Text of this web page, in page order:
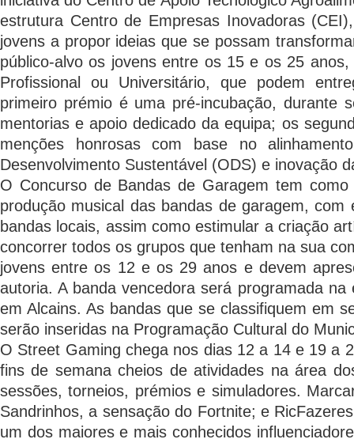
estrutura Centro de Empresas Inovadoras
jovens a propor ideias que se possam
público-alvo os jovens entre os 15 e os 25
Profissional ou Universitário, que podem
primeiro prémio é uma pré-incubação, durante
mentorias e apoio dedicado da equipa; os
menções honrosas com base no
Desenvolvimento Sustentável (ODS) e inovação
O Concurso de Bandas de Garagem tem
produção musical das bandas de garagem, com
bandas locais, assim como estimular a criação
concorrer todos os grupos que tenham na sua
jovens entre os 12 e os 29 anos e devem
autoria. A banda vencedora será programada na
em Alcains. As bandas que se classifiquem em
serão inseridas na Programação Cultural do
O Street Gaming chega nos dias 12 a 14 e 19 a
fins de semana cheios de atividades na área
sessões, torneios, prémios e simuladores.
Sandrinhos, a sensação do Fortnite; e
um dos maiores e mais conhecidos